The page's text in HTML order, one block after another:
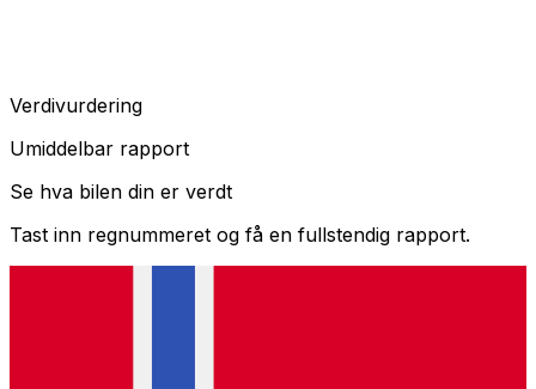
Verdivurdering
Umiddelbar rapport
Se hva bilen din er verdt
Tast inn regnummeret og få en fullstendig rapport.